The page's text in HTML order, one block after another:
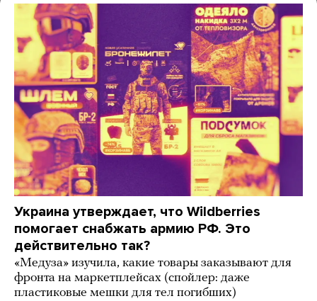
Украина утверждает, что Wildberries
помогает снабжать армию РФ. Это
действительно так?
«Медуза» изучила, какие товары заказывают для
фронта на маркетплейсах (спойлер: даже
пластиковые мешки для тел погибших)